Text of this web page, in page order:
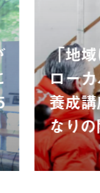
「地
ロー
養成
なり